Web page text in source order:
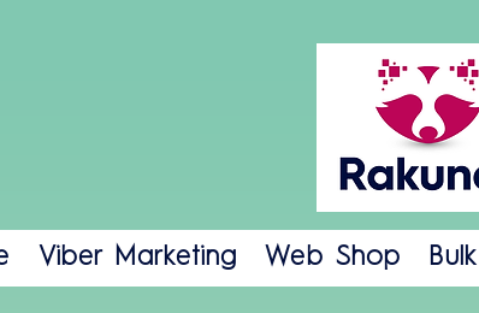
Viber Marketing Web Shop